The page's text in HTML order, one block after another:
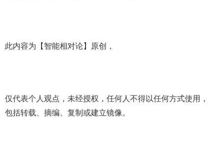
此内容为【智能相对论】原创，
仅代表个人观点，未经授权，任何人不得以任何方式使用，
包括转载、摘编、复制或建立镜像。